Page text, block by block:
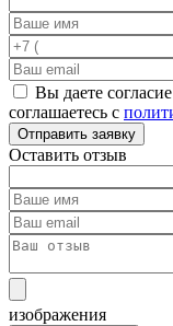
Вы даете
соглашаетесь с
Отправить заявку
Оставить отзыв
изображения